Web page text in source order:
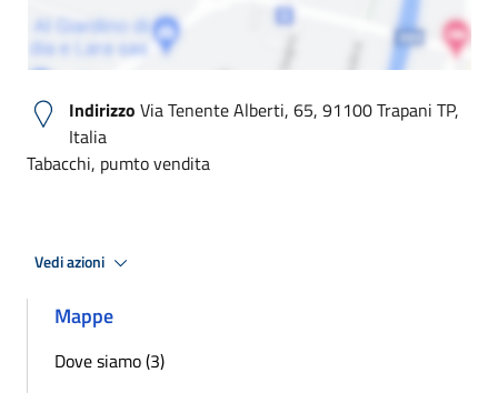
Indirizzo Via Tenente Alberti, 65, 91100 Trapani TP,
Italia
Tabacchi, pumto vendita
Vedi azioni
Mappe
Dove siamo (3)